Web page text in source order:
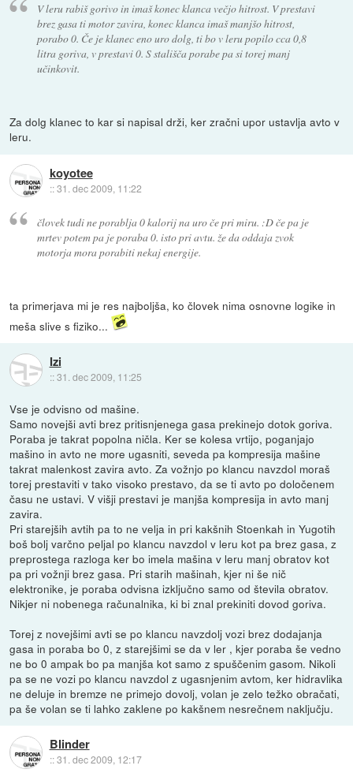
V leru rabiš gorivo in imaš konec klanca večjo hitrost. V prestavi
brez gasa ti motor zavira, konec klanca imaš manjšo hitrost,
porabo 0. Če je klanec eno uro dolg, ti bo v leru popilo cca 0,8
litra goriva, v prestavi 0. S stališča porabe pa si torej manj
učinkovit.
Za dolg klanec to kar si napisal drži, ker zračni upor ustavlja avto v
leru.
koyotee
::31. dec 2009, 11:22
človek tudi ne porablja 0 kalorij na uro če pri miru. :D če pa je
mrtev potem pa je poraba 0. isto pri avtu. že da oddaja zvok
motorja mora porabiti nekaj energije.
ta primerjava mi je res najboljša, ko človek nima osnovne logike in
meša slive s fiziko...
Izi
::31. dec 2009, 11:25
Vse je odvisno od mašine.
Samo novejši avti brez pritisnjenega gasa prekinejo dotok goriva.
Poraba je takrat popolna ničla. Ker se kolesa vrtijo, poganjajo
mašino in avto ne more ugasniti, seveda pa kompresija mašine
takrat malenkost zavira avto. Za vožnjo po klancu navzdol moraš
torej prestaviti v tako visoko prestavo, da se ti avto po določenem
času ne ustavi. V višji prestavi je manjša kompresija in avto manj
zavira.
Pri starejših avtih pa to ne velja in pri kakšnih Stoenkah in Yugotih
boš bolj varčno peljal po klancu navzdol v leru kot pa brez gasa, z
preprostega razloga ker bo imela mašina v leru manj obratov kot
pa pri vožnji brez gasa. Pri starih mašinah, kjer ni še nič
elektronike, je poraba odvisna izključno samo od števila obratov.
Nikjer ni nobenega računalnika, ki bi znal prekiniti dovod goriva.
Torej z novejšimi avti se po klancu navzdolj vozi brez dodajanja
gasa in poraba bo 0, z starejšimi se da v ler , kjer poraba še vedno
ne bo 0 ampak bo pa manjša kot samo z spuščenim gasom. Nikoli
pa se ne vozi po klancu navzdol z ugasnjenim avtom, ker hidravlika
ne deluje in bremze ne primejo dovolj, volan je zelo težko obračati,
pa še volan se ti lahko zaklene po kakšnem nesrečnem naključju.
Blinder
::31. dec 2009, 12:17